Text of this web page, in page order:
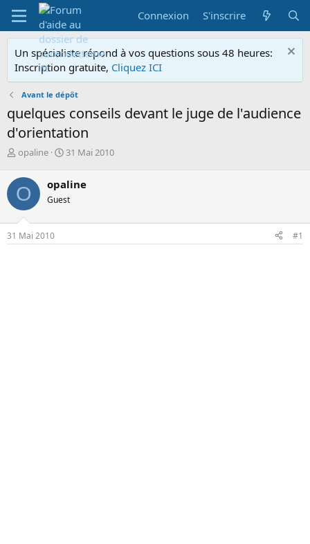
Connexion S'inscrire
Un spécialiste répond à vos questions sous 48 heures:
Inscription gratuite, Cliquez ICI
Avant le dépôt
quelques conseils devant le juge de l'audience
d'orientation
A
t
e
u
r
d
e
opaline
D
e
d
d
31 Mai 2010
O opaline
Guest
31 Mai 2010 #1